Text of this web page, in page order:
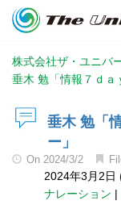
株式会社ザ・ユニバ
垂木 勉「情報７ｄａ
垂木 勉「
ー」
On 2024/3/2
2024年3月2日
ナレーション |